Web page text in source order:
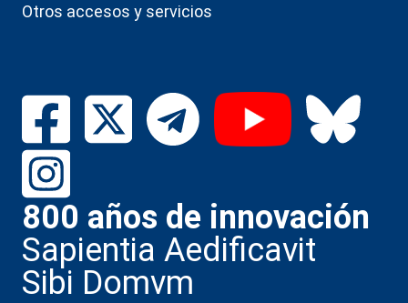
Otros accesos y servicios
800 años de innovación
Sapientia Aedificavit
Sibi Domvm